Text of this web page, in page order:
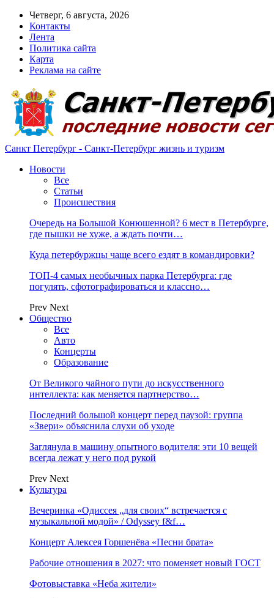
Четверг, 6 августа, 2026
Контакты
Лента
Политика сайта
Карта
Реклама на сайте
Санкт Петербург - Санкт-Петербург жизнь и туризм
Новости
Все
Статьи
Происшествия
Очередь на Большой Конюшенной? 6 мест в Петербурге,
где пышки не хуже, а ждать почти…
Куда петербуржцы чаще всего ездят в командировки?
ТОП-4 самых необычных парка Петербурга: где
погулять, сфотографироваться и классно…
Prev Next
Общество
Все
Авто
Концерты
Образование
От Великого чайного пути до искусственного
интеллекта: как меняется партнерство…
Последний большой концерт перед паузой: группа
«Звери» объяснила слухи об уходе
Заглянула в машину опытного водителя: эти 10 вещей
всегда лежат у него под рукой
Prev Next
Культура
Вечеринка «Одиссея „для своих“ встречается с
музыкальной модой» / Odyssey f&f…
Концерт Алексея Горшенёва «Песни брата»
Рабочие отношения в 2027: что поменяет новый ГОСТ
Фотовыставка «Неба жители»